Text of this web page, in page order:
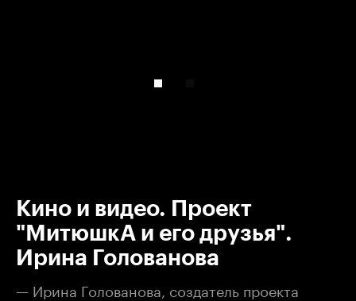
Кино и видео. Проект
"МитюшкА и его друзья".
Ирина Голованова
— Ирина Голованова, создатель проекта